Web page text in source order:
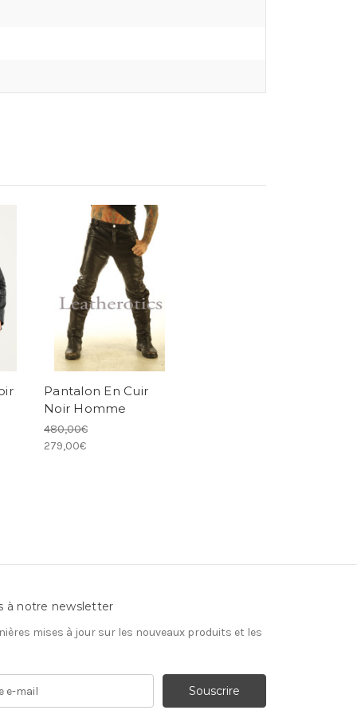
Pantalon En Cuir
Noir Homme
480,00€
279,00€
à notre newsletter
mises à jour sur les nouveaux produits et les